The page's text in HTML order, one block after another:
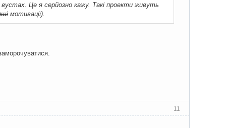
Це я серйозно кажу. Такі проекти живуть
мотивації).
11